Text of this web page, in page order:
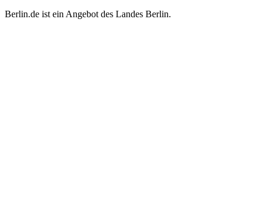
Berlin.de ist ein Angebot des Landes Berlin.